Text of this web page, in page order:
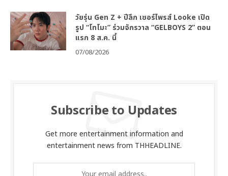
วัยรุ่น Gen Z + ปีลึก เซอร์ไพรส์ Looke เปิด
รูป “โทโมะ” ร่วมจักรวาล “GELBOYS 2” ตอน
แรก 8 ส.ค. นี้
07/08/2026
Subscribe to Updates
Get more entertainment information and
entertainment news from THHEADLINE.